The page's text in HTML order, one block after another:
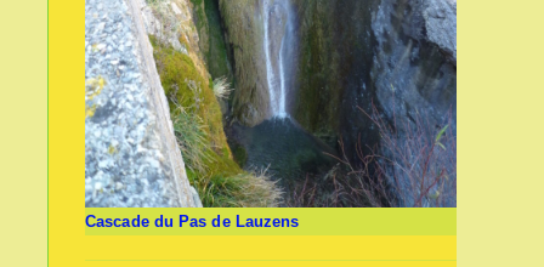
Cascade du Pas de Lauzens